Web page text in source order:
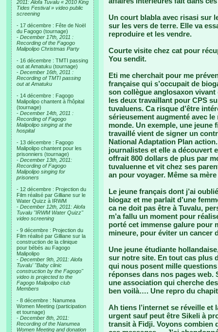
2011: Alofa Tuvalu « 2010 King
Tides Festival » video public
screening
- 17 décembre : Fête de Noël
du Fagogo (tournage)
- December 17th, 2011 :
Recording of the Fagogo
Malipolipo Christmas Party
- 16 décembre : TMTI passing
out at Amatuku (tournage)
- December 16th, 2011 :
Recording of TMTI passing
out at Amatuku
- 14 décembre : Fagogo
Malipolipo chantent à l'hôpital
(tournage)
- December 14th, 2011 :
Recording of Fagogo
Malipolipo singing at the
hospital
- 13 décembre : Fagogo
Malipolipo chantent pour les
prisonniers (tournage)
- December 13th, 2011:
Recording of Fagogo
Malipolipo singing for
prisoners
- 12 décembre : Projection du
Film réalisé par Gilliane sur le
Water Quizz à IRWM
- December 12th, 2011: Alofa
Tuvalu "IRWM Water Quizz"
video screening
- 9 décembre : Projection du
Film réalisé par Gilliane sur la
construction de la clinique
pour bébés au Fagogo
Malipolipo
- December 9th, 2011: Alofa
Tuvalu' "Baby clinic
construction by the Fagogo"
video is projected to the
Fagogo Malipolipo club
Members
- 8 décembre : Nanumea
Women Meeting (participation
et tournage)
- December 8th, 2011:
Recording of the Nanumea
Women Meeting and donation
Un court blabla avec risasi sur
sur les vers de terre. Elle va
reproduire et les vendre.
Courte visite chez cat pour
You sendit.
Eti me cherchait pour me
française qui s’occupait de
son collègue anglosaxon
les deux travaillant pour CPS
tuvaluens. Ca risque d’être
sérieusement augmenté avec
monde. Un exemple, une jeune
travaillé vient de signer un
National Adaptation Plan
journalistes et elle a découvert
offrait 800 dollars de plus par
tuvaluenne et vit chez ses
an pour voyager. Même sa
Le jeune français dont j’ai
biogaz et me parlait d’une
ca ne doit pas être à Tuvalu,
m’a fallu un moment pour
porté cet immense galure pour
mineure, pour éviter un cancer
Une jeune étudiante
sur notre site. En tout cas plus
qui nous posent mille
réponses dans nos pages web.
une association qui cherche
ben voilà…. Une repro du
Ah tiens l’internet se réveille et
urgent sauf peut être Sikeli à
transit à Fidji. Voyons combien